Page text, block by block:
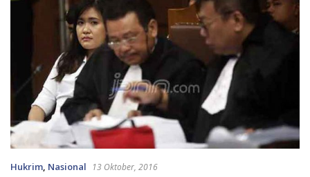
Hukrim, Nasional 13 Oktober, 2016